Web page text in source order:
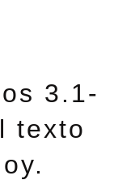
3.1-
texto